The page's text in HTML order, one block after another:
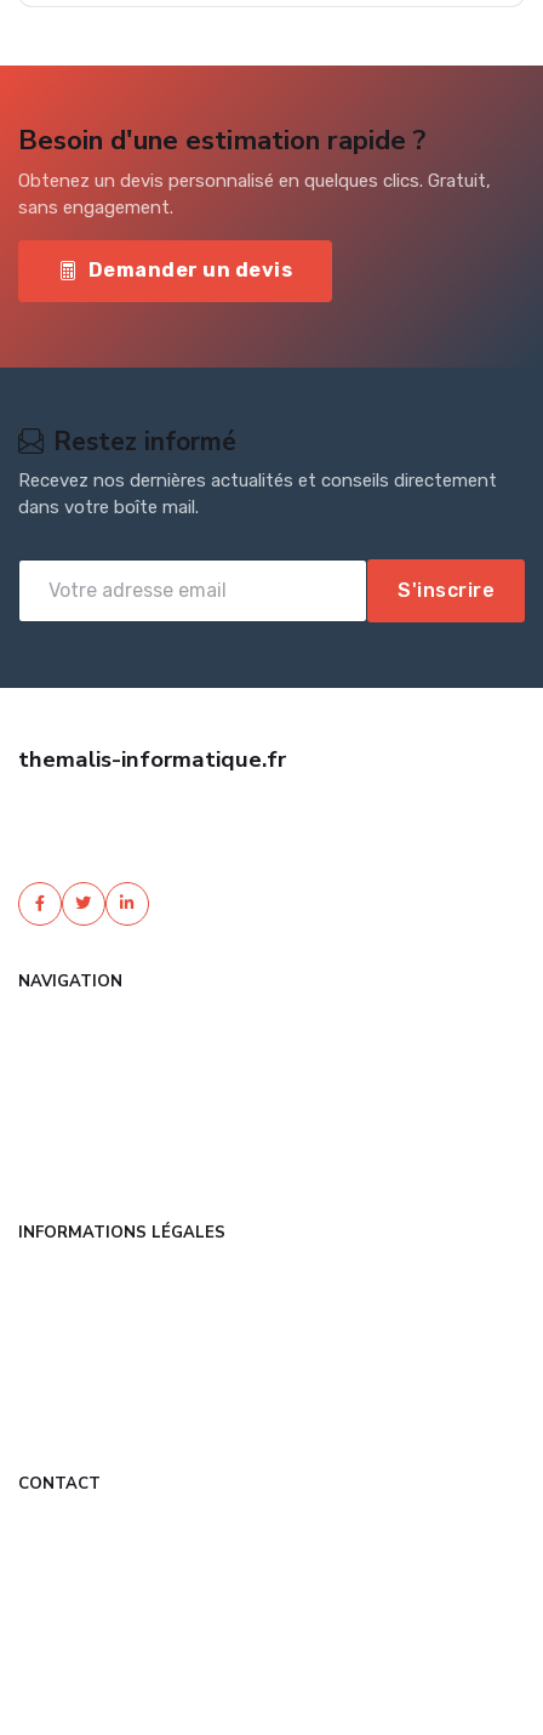
Besoin d'une estimation rapide ?
Obtenez un devis personnalisé en quelques clics. Gratuit,
sans engagement.
Demander un devis
Restez informé
Recevez nos dernières actualités et conseils directement
dans votre boîte mail.
S'inscrire
themalis-informatique.fr
NAVIGATION
INFORMATIONS LÉGALES
CONTACT